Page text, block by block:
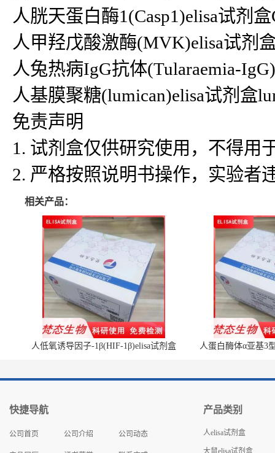
人胱天蛋白酶1(Casp1)elisa试剂
人甲羟戊酸激酶(MVK)elisa试剂
人兔热病IgG抗体(Tularaemia-
人基膜聚糖(lumican)elisa试剂盒
免责声明
1. 试剂盒仅供研究使用，不得用
2. 严格按照说明书操作，实验者
相关产品：
人低氧诱导因子-1β(HIF-1β)elisa试剂盒 人蛋白酶体α亚基3
快捷导航
公司首页 公司介绍 公司动态
产品类别
人elisa试剂盒
大鼠elisa试剂盒